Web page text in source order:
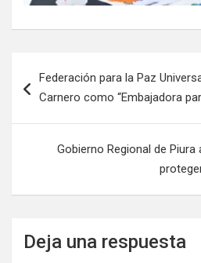
Federación para la Paz
Carnero como “Embajadora
Gobierno Regional de
Deja una respuesta